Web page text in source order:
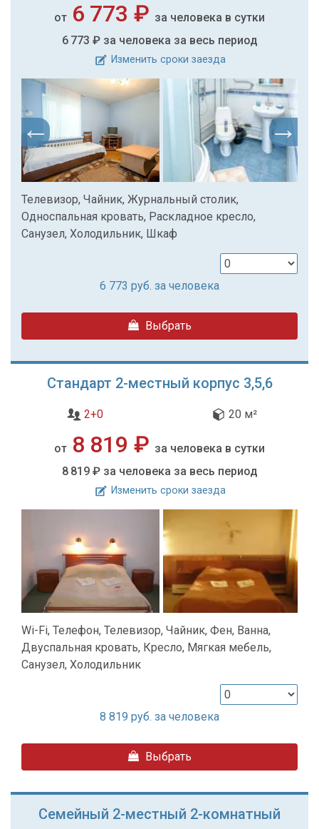
от 6 773 ₽ за человека в сутки
6 773 ₽ за человека за весь период
Изменить сроки заезда
Телевизор, Чайник, Журнальный столик,
Односпальная кровать, Раскладное кресло,
Санузел, Холодильник, Шкаф
6 773 руб. за человека
Выбрать
Стандарт 2-местный корпус 3,5,6
2+0 20 м²
от 8 819 ₽ за человека в сутки
8 819 ₽ за человека за весь период
Изменить сроки заезда
Wi-Fi, Телефон, Телевизор, Чайник, Фен, Ванна,
Двуспальная кровать, Кресло, Мягкая мебель,
Санузел, Холодильник
8 819 руб. за человека
Выбрать
Семейный 2-местный 2-комнатный